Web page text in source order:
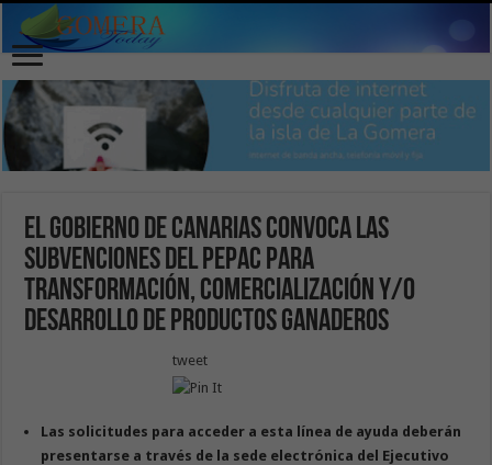
El Gobierno de Canarias convoca las
subvenciones del PEPAC para
transformación, comercialización y/o
desarrollo de productos ganaderos
tweet
Las solicitudes para acceder a esta línea de ayuda deberán
presentarse a través de la sede electrónica del Ejecutivo